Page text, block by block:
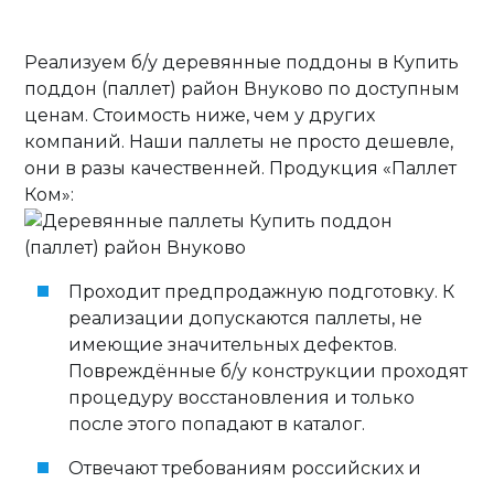
Реализуем б/у деревянные поддоны в Купить
поддон (паллет) район Внуково по доступным
ценам. Стоимость ниже, чем у других
компаний. Наши паллеты не просто дешевле,
они в разы качественней. Продукция «Паллет
Ком»:
Проходит предпродажную подготовку. К
реализации допускаются паллеты, не
имеющие значительных дефектов.
Повреждённые б/у конструкции проходят
процедуру восстановления и только
после этого попадают в каталог.
Отвечают требованиям российских и